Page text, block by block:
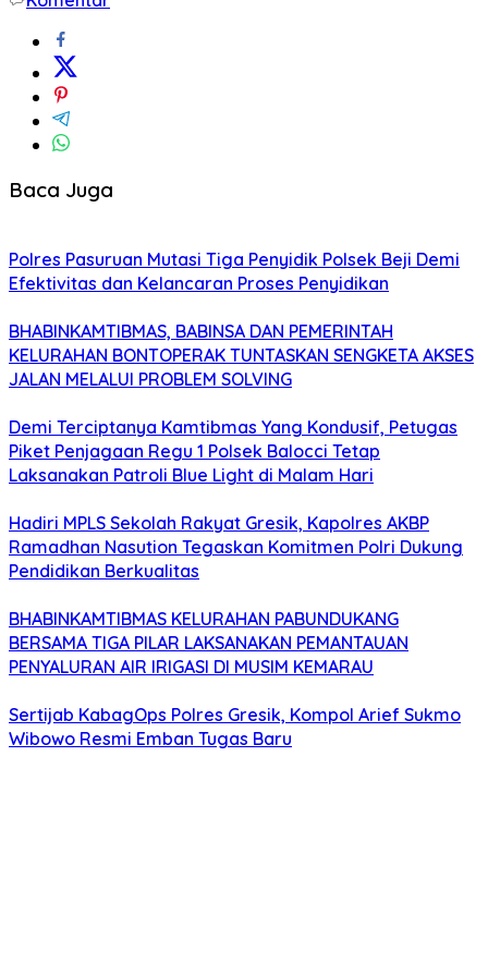
Baca Juga
Polres Pasuruan Mutasi Tiga Penyidik Polsek Beji Demi
Efektivitas dan Kelancaran Proses Penyidikan
BHABINKAMTIBMAS, BABINSA DAN PEMERINTAH
KELURAHAN BONTOPERAK TUNTASKAN SENGKETA AKSES
JALAN MELALUI PROBLEM SOLVING
Demi Terciptanya Kamtibmas Yang Kondusif, Petugas
Piket Penjagaan Regu 1 Polsek Balocci Tetap
Laksanakan Patroli Blue Light di Malam Hari
Hadiri MPLS Sekolah Rakyat Gresik, Kapolres AKBP
Ramadhan Nasution Tegaskan Komitmen Polri Dukung
Pendidikan Berkualitas
BHABINKAMTIBMAS KELURAHAN PABUNDUKANG
BERSAMA TIGA PILAR LAKSANAKAN PEMANTAUAN
PENYALURAN AIR IRIGASI DI MUSIM KEMARAU
Sertijab KabagOps Polres Gresik, Kompol Arief Sukmo
Wibowo Resmi Emban Tugas Baru